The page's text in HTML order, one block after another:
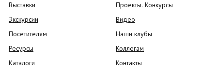
Выставки
Экскурсии
Посетителям
Ресурсы
Каталоги
Проекты. Конкурсы
Видео
Наши клубы
Коллегам
Контакты